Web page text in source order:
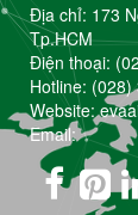
Địa chỉ: 173
Tp.HCM
Điện thoại:
Hotline: (028)
Website:
Email: